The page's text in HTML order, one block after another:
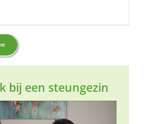
bij een steungezin